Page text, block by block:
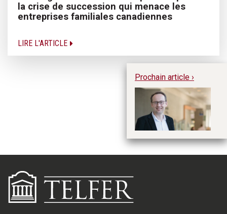
la crise de succession qui menace les
entreprises familiales canadiennes
LIRE L'ARTICLE
Prochain article ›